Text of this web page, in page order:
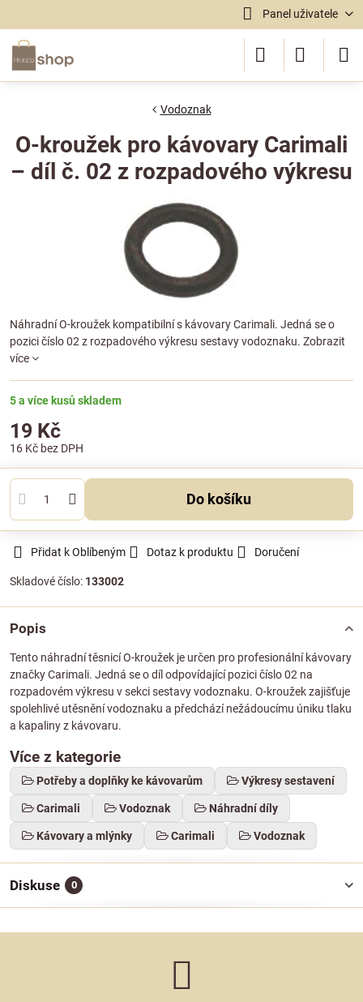
Panel uživatele
Vodoznak
O-kroužek pro kávovary Carimali
– díl č. 02 z rozpadového výkresu
Náhradní O-kroužek kompatibilní s kávovary Carimali. Jedná se o
pozici číslo 02 z rozpadového výkresu sestavy vodoznaku. Zobrazit
více
5 a více kusů skladem
19 Kč
16 Kč bez DPH
Do košíku
Přidat k Oblíbeným Dotaz k produktu Doručení
Skladové číslo: 133002
Popis
Tento náhradní těsnicí O-kroužek je určen pro profesionální kávovary
značky Carimali. Jedná se o díl odpovídající pozici číslo 02 na
rozpadovém výkresu v sekci sestavy vodoznaku. O-kroužek zajišťuje
spolehlivé utěsnění vodoznaku a předchází nežádoucímu úniku tlaku
a kapaliny z kávovaru.
Více z kategorie
Potřeby a doplňky ke kávovarům Výkresy sestavení
Carimali Vodoznak Náhradní díly
Kávovary a mlýnky Carimali Vodoznak
Diskuse 0